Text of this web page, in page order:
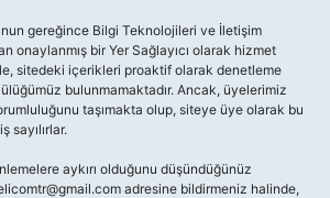
gereğince Bilgi Teknolojileri ve İletişim
onaylanmış bir Yer Sağlayıcı olarak hizmet
sitedeki içerikleri proaktif olarak denetleme
bulunmamaktadır. Ancak, üyelerimiz
taşımakta olup, siteye üye olarak bu
sayılırlar.
aykırı olduğunu düşündüğünüz
adresine bildirmeniz halinde,